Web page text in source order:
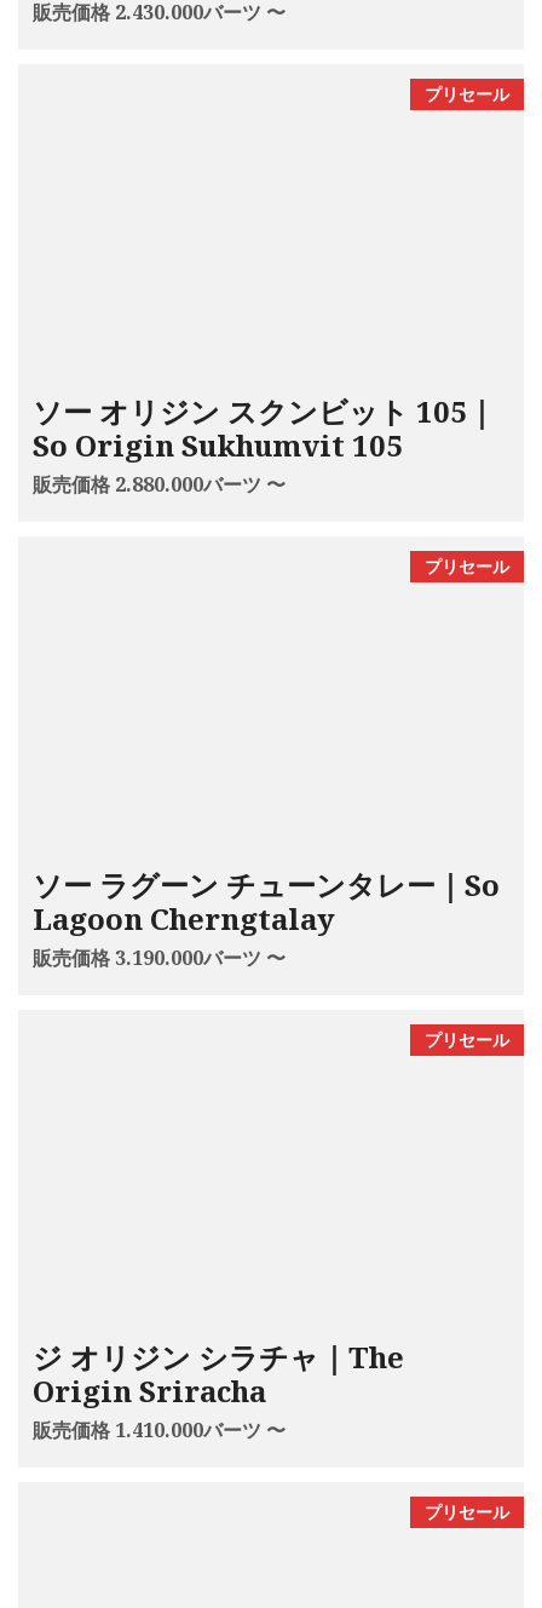
販売価格 2.430.000バーツ 〜
プリセール
ソー オリジン スクンビット 105｜
So Origin Sukhumvit 105
販売価格 2.880.000バーツ 〜
プリセール
ソー ラグーン チューンタレー｜So
Lagoon Cherngtalay
販売価格 3.190.000バーツ 〜
プリセール
ジ オリジン シラチャ｜The
Origin Sriracha
販売価格 1.410.000バーツ 〜
プリセール